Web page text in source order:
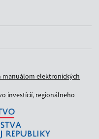
elektronických
investícií, regionálneho